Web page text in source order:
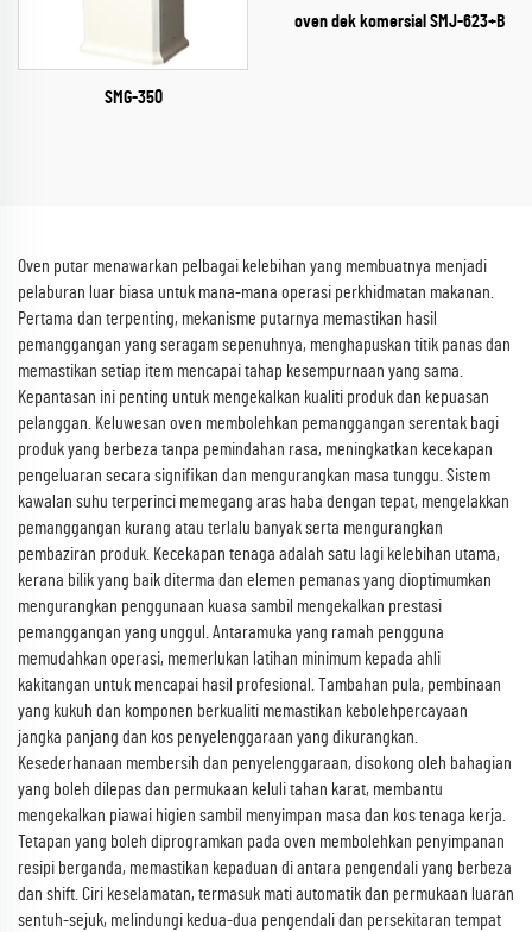
SMG-350
oven dek komersial SMJ-623+B
Oven putar menawarkan pelbagai kelebihan yang membuatnya menjadi
pelaburan luar biasa untuk mana-mana operasi perkhidmatan makanan.
Pertama dan terpenting, mekanisme putarnya memastikan hasil
pemanggangan yang seragam sepenuhnya, menghapuskan titik panas dan
memastikan setiap item mencapai tahap kesempurnaan yang sama.
Kepantasan ini penting untuk mengekalkan kualiti produk dan kepuasan
pelanggan. Keluwesan oven membolehkan pemanggangan serentak bagi
produk yang berbeza tanpa pemindahan rasa, meningkatkan kecekapan
pengeluaran secara signifikan dan mengurangkan masa tunggu. Sistem
kawalan suhu terperinci memegang aras haba dengan tepat, mengelakkan
pemanggangan kurang atau terlalu banyak serta mengurangkan
pembaziran produk. Kecekapan tenaga adalah satu lagi kelebihan utama,
kerana bilik yang baik diterma dan elemen pemanas yang dioptimumkan
mengurangkan penggunaan kuasa sambil mengekalkan prestasi
pemanggangan yang unggul. Antaramuka yang ramah pengguna
memudahkan operasi, memerlukan latihan minimum kepada ahli
kakitangan untuk mencapai hasil profesional. Tambahan pula, pembinaan
yang kukuh dan komponen berkualiti memastikan kebolehpercayaan
jangka panjang dan kos penyelenggaraan yang dikurangkan.
Kesederhanaan membersih dan penyelenggaraan, disokong oleh bahagian
yang boleh dilepas dan permukaan keluli tahan karat, membantu
mengekalkan piawai higien sambil menyimpan masa dan kos tenaga kerja.
Tetapan yang boleh diprogramkan pada oven membolehkan penyimpanan
resipi berganda, memastikan kepaduan di antara pengendali yang berbeza
dan shift. Ciri keselamatan, termasuk mati automatik dan permukaan luaran
sentuh-sejuk, melindungi kedua-dua pengendali dan persekitaran tempat